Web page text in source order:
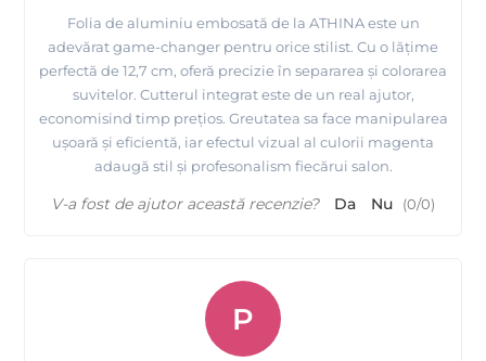
Folia de aluminiu embosată de la ATHINA este un
adevărat game-changer pentru orice stilist. Cu o lățime
perfectă de 12,7 cm, oferă precizie în separarea și colorarea
suvitelor. Cutterul integrat este de un real ajutor,
economisind timp prețios. Greutatea sa face manipularea
ușoară și eficientă, iar efectul vizual al culorii magenta
adaugă stil și profesonalism fiecărui salon.
V-a fost de ajutor această recenzie? Da Nu (0/0)
P